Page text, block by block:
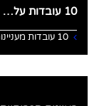
10 עובדות על…
10 עובדות מעניינות על סופרים מפורסמים